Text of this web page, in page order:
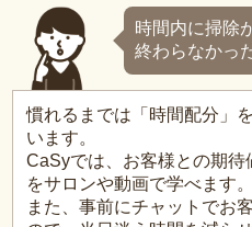
時間内に掃除
終わらなかっ
慣れるまでは「時間配分」
います。
CaSyでは、お客様との期
をサロンや動画で学べます。
また、事前にチャットでお